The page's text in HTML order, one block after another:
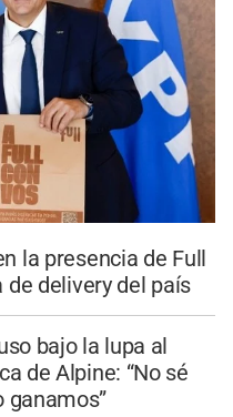
la presencia de Full
delivery del país
bajo la lupa al
de Alpine: “No sé
ganamos”